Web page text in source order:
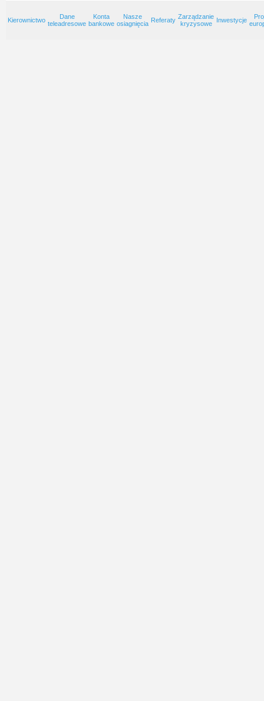
Kierownictwo
Dane
teleadresowe
Konta
bankowe
Nasze
osiagnięcia Referaty Zarządzanie
kryzysowe
Inwestycje